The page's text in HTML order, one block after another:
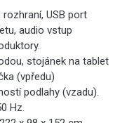
USB port
audio vstup
stojánek na tablet
(vpředu)
podlahy (vzadu).
Hz.